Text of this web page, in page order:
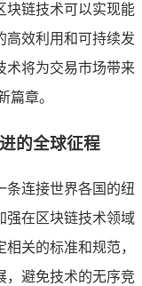
块链技术可以实现能
高效利用和可持续发
术将为交易市场带来
篇章。
的全球征程
条连接世界各国的纽
强在区块链技术领域
关的标准和规范，
，避免技术的无序竞